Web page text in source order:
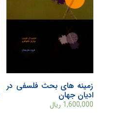
زمينه های بحث فلسفی در
اديان جهان
1,600,000 ریال